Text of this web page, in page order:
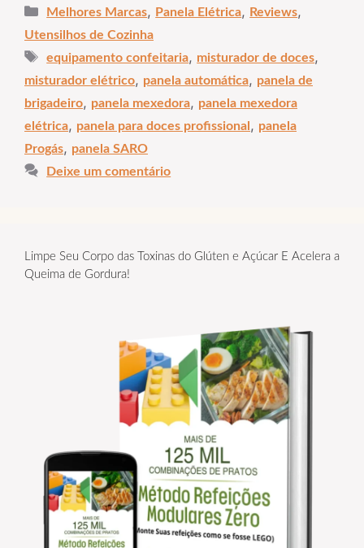
Categorias
Melhores Marcas, Panela Elétrica, Reviews,
Utensilhos de Cozinha
Tags
equipamento confeitaria, misturador de doces,
misturador elétrico, panela automática, panela de
brigadeiro, panela mexedora, panela mexedora
elétrica, panela para doces profissional , panela
Progás, panela SARO
Deixe um comentário
Limpe Seu Corpo das Toxinas do Glúten e Açúcar E Acelera a
Queima de Gordura!